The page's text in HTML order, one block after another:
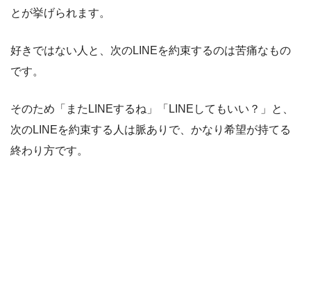
とが挙げられます。
好きではない人と、次のLINEを約束するのは苦痛なもの
です。
そのため「またLINEするね」「LINEしてもいい？」と、
次のLINEを約束する人は脈ありで、かなり希望が持てる
終わり方です。